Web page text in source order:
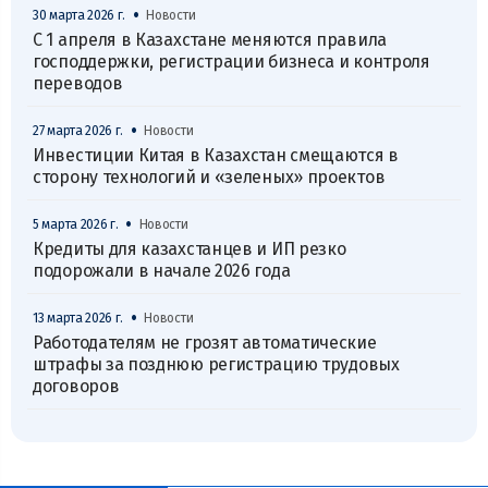
30 марта 2026 г. • Новости
С 1 апреля в Казахстане меняются правила
господдержки, регистрации бизнеса и контроля
переводов
27 марта 2026 г. • Новости
Инвестиции Китая в Казахстан смещаются в
сторону технологий и «зеленых» проектов
5 марта 2026 г. • Новости
Кредиты для казахстанцев и ИП резко
подорожали в начале 2026 года
13 марта 2026 г. • Новости
Работодателям не грозят автоматические
штрафы за позднюю регистрацию трудовых
договоров